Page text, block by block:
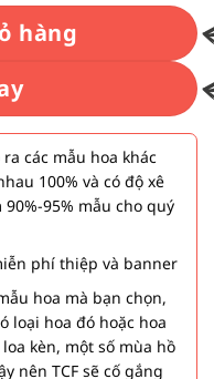
hàng
các mẫu hoa khác
100% và có độ xê
95% mẫu cho quý
phí thiệp và banner
hoa mà bạn chọn,
loại hoa đó hoặc hoa
kèn, một số mùa hồ
nên TCF sẽ cố gắng